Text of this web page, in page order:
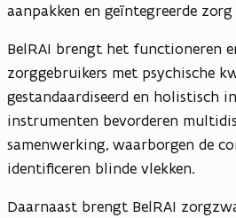
aanpakken en geïntegreerde
BelRAI brengt het functioneren
zorggebruikers met psychische
gestandaardiseerd en holistisch
instrumenten bevorderen
samenwerking, waarborgen de
identificeren blinde vlekken.
Daarnaast brengt BelRAI